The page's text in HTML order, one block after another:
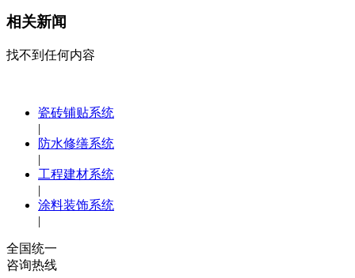
相关新闻
找不到任何内容
瓷砖铺贴系统
|
防水修缮系统
|
工程建材系统
|
涂料装饰系统
|
全国统一
咨询热线